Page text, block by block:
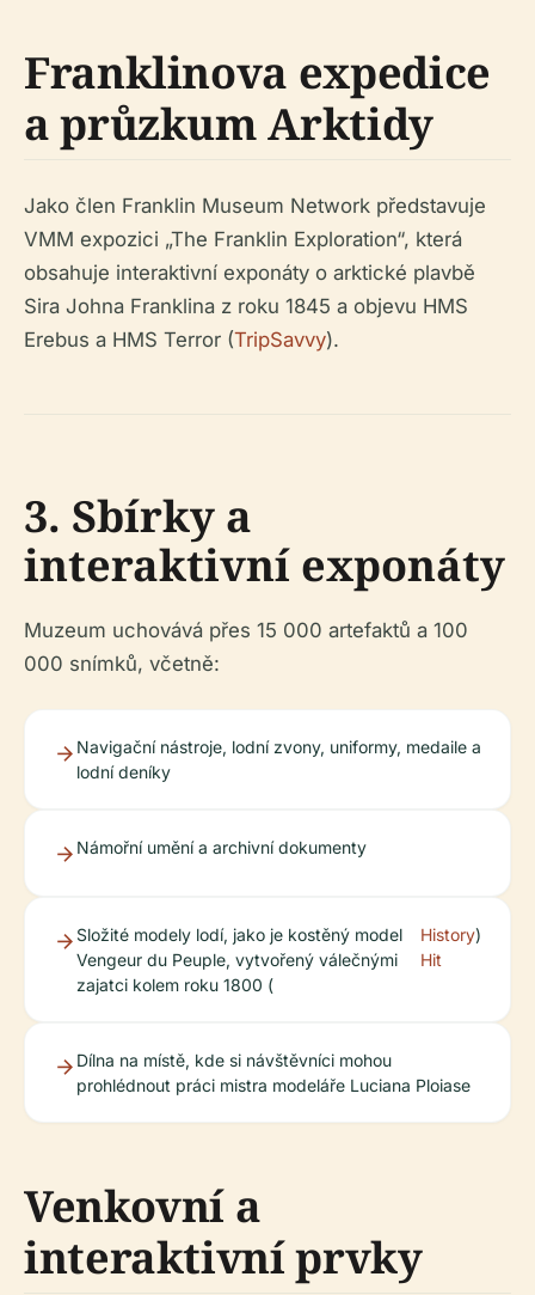
Franklinova expedice
a průzkum Arktidy
Jako člen Franklin Museum Network představuje
VMM expozici „The Franklin Exploration“, která
obsahuje interaktivní exponáty o arktické plavbě
Sira Johna Franklina z roku 1845 a objevu HMS
Erebus a HMS Terror (TripSavvy).
3. Sbírky a
interaktivní exponáty
Muzeum uchovává přes 15 000 artefaktů a 100
000 snímků, včetně:
Navigační nástroje, lodní zvony, uniformy, medaile a
lodní deníky
Námořní umění a archivní dokumenty
Složité modely lodí, jako je kostěný model
Vengeur du Peuple, vytvořený válečnými
zajatci kolem roku 1800 (
History
Hit
)
Dílna na místě, kde si návštěvníci mohou
prohlédnout práci mistra modeláře Luciana Ploiase
Venkovní a
interaktivní prvky